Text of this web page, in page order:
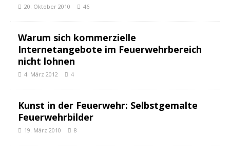
20. Oktober 2010 46
Warum sich kommerzielle
Internetangebote im Feuerwehrbereich
nicht lohnen
4. März 2012 4
Kunst in der Feuerwehr: Selbstgemalte
Feuerwehrbilder
19. März 2010 8